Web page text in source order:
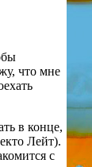
что мне
в конце,
Лейт).
с